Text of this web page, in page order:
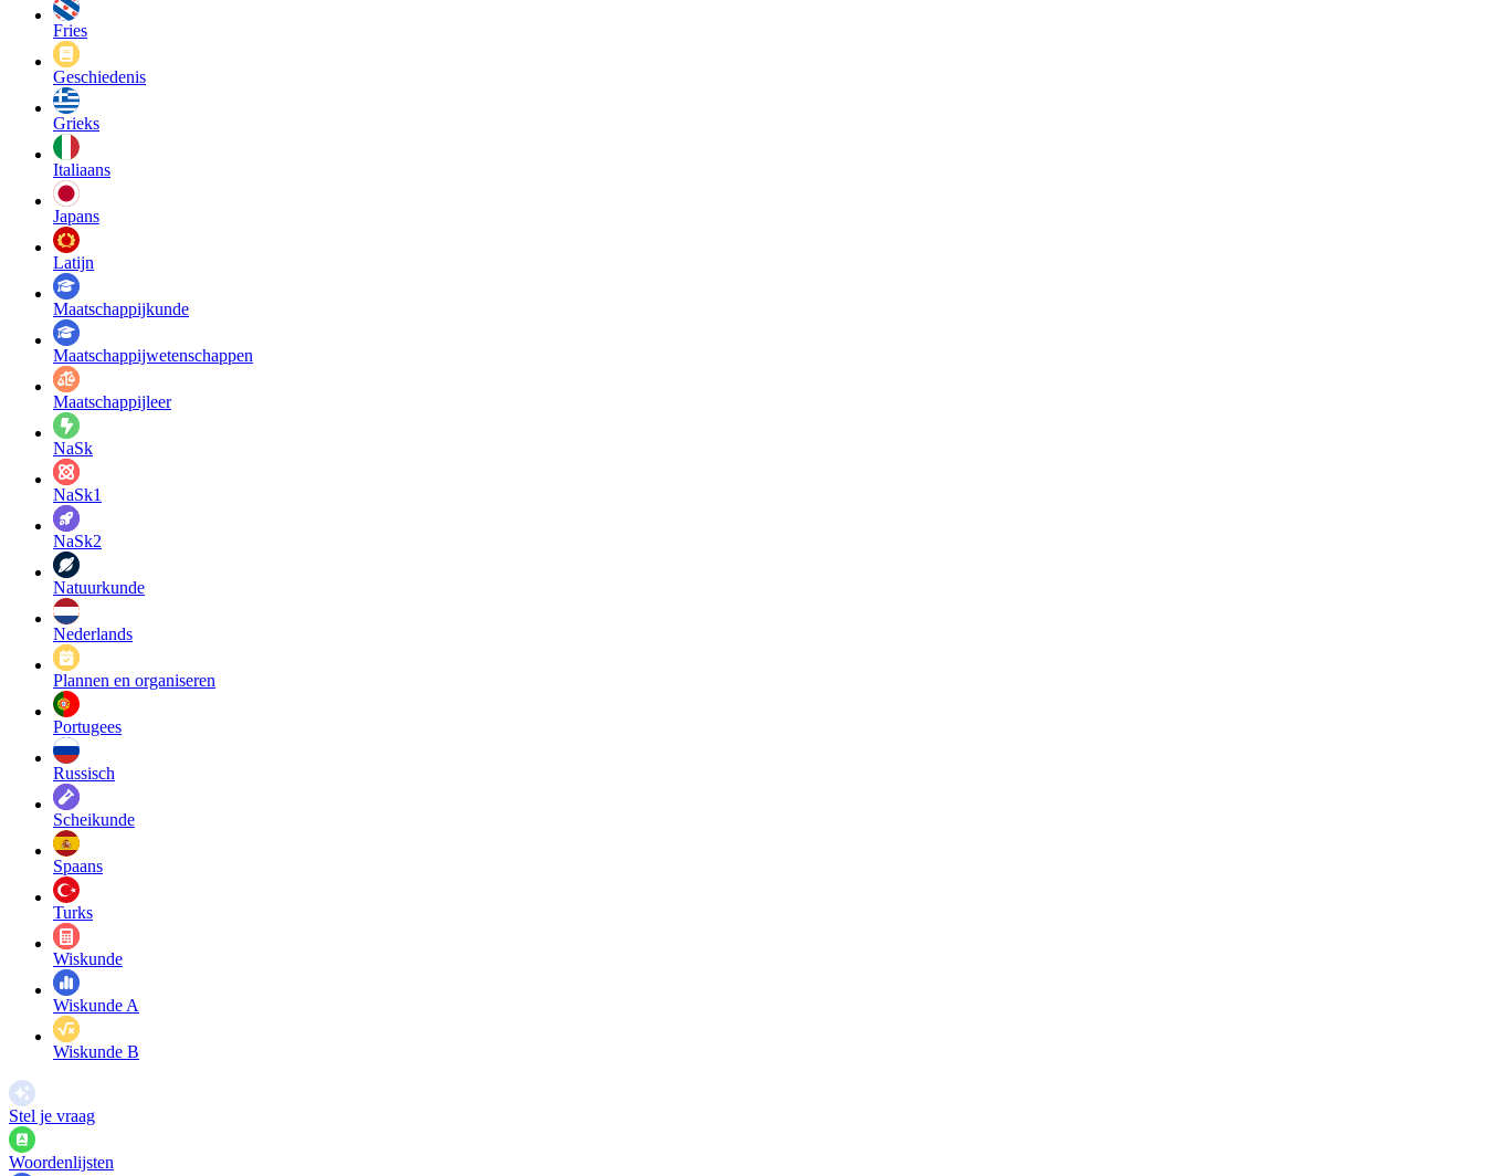
Fries
Geschiedenis
Grieks
Italiaans
Japans
Latijn
Maatschappij­kunde
Maatschappij­wetenschappen
Maatschappijleer
NaSk
NaSk1
NaSk2
Natuurkunde
Nederlands
Plannen en organiseren
Portugees
Russisch
Scheikunde
Spaans
Turks
Wiskunde
Wiskunde A
Wiskunde B
Stel je vraag
Woordenlijsten